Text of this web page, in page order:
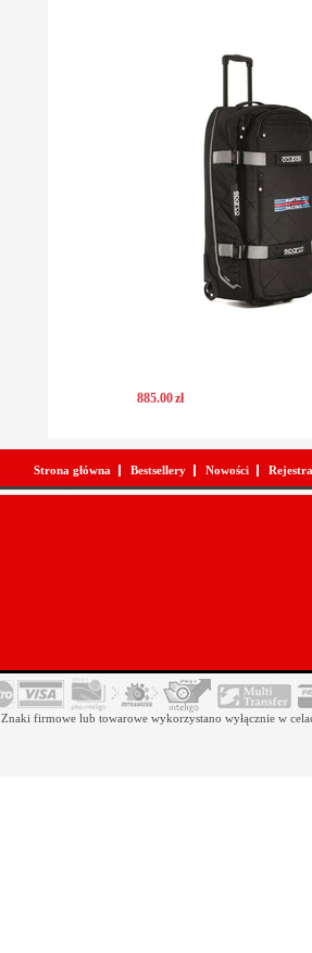
885.00zł
Strona główna Bestsellery Nowości
Znaki firmowe lub towarowe wykorzystano wyłącznie w